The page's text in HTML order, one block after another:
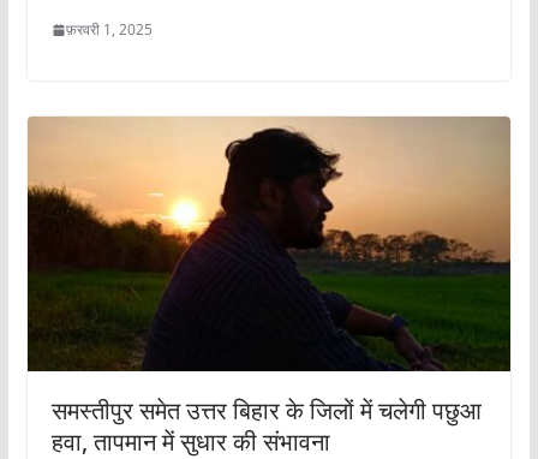
फ़रवरी 1, 2025
समस्तीपुर समेत उत्तर बिहार के जिलों में चलेगी पछुआ
हवा, तापमान में सुधार की संभावना